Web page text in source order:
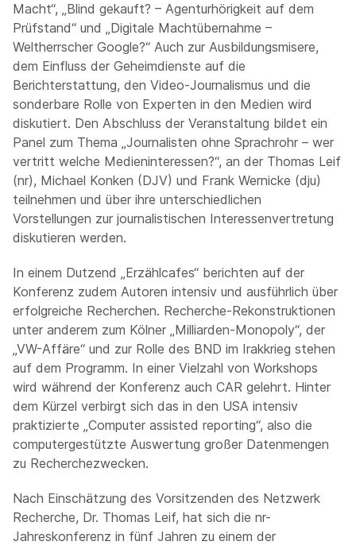
Macht“, „Blind gekauft? – Agenturhörigkeit auf dem
Prüfstand“ und „Digitale Machtübernahme –
Weltherrscher Google?“ Auch zur Ausbildungsmisere,
dem Einfluss der Geheimdienste auf die
Berichterstattung, den Video-Journalismus und die
sonderbare Rolle von Experten in den Medien wird
diskutiert. Den Abschluss der Veranstaltung bildet ein
Panel zum Thema „Journalisten ohne Sprachrohr – wer
vertritt welche Medieninteressen?“, an der Thomas Leif
(nr), Michael Konken (DJV) und Frank Wernicke (dju)
teilnehmen und über ihre unterschiedlichen
Vorstellungen zur journalistischen Interessenvertretung
diskutieren werden.
In einem Dutzend „Erzählcafes“ berichten auf der
Konferenz zudem Autoren intensiv und ausführlich über
erfolgreiche Recherchen. Recherche-Rekonstruktionen
unter anderem zum Kölner „Milliarden-Monopoly“, der
„VW-Affäre“ und zur Rolle des BND im Irakkrieg stehen
auf dem Programm. In einer Vielzahl von Workshops
wird während der Konferenz auch CAR gelehrt. Hinter
dem Kürzel verbirgt sich das in den USA intensiv
praktizierte „Computer assisted reporting“, also die
computergestützte Auswertung großer Datenmengen
zu Recherchezwecken.
Nach Einschätzung des Vorsitzenden des Netzwerk
Recherche, Dr. Thomas Leif, hat sich die nr-
Jahreskonferenz in fünf Jahren zu einem der